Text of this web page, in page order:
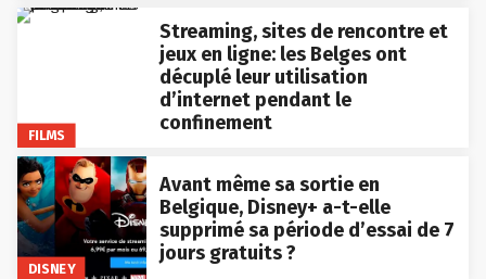
FILMS
Streaming, sites de rencontre et
jeux en ligne: les Belges ont
décuplé leur utilisation
d’internet pendant le
confinement
DISNEY
Avant même sa sortie en
Belgique, Disney+ a-t-elle
supprimé sa période d’essai de 7
jours gratuits ?